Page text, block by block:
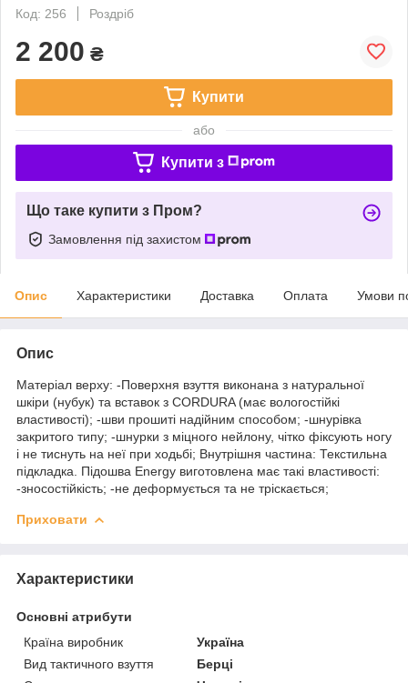
Код: 256
Роздріб
2 200 ₴
Купити
або
Купити з
Що таке купити з Пром?
Замовлення під захистом
Опис Характеристики Доставка Оплата Умови
Опис
Матеріал верху: -Поверхня взуття виконана з натуральної
шкіри (нубук) та вставок з CORDURA (має вологостійкі
властивості); -шви прошиті надійним способом; -шнурівка
закритого типу; -шнурки з міцного нейлону, чітко фіксують ногу
і не тиснуть на неї при ходьбі; Внутрішня частина: Текстильна
підкладка. Підошва Energy виготовлена має такі властивості:
-зносостійкість; -не деформується та не тріскається;
Приховати
Характеристики
Основні атрибути
Країна виробник
Україна
Вид тактичного взуття
Берці